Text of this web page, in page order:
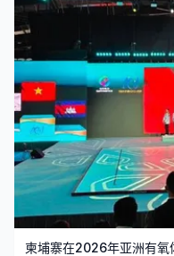
柬埔寨在2026年亚洲有